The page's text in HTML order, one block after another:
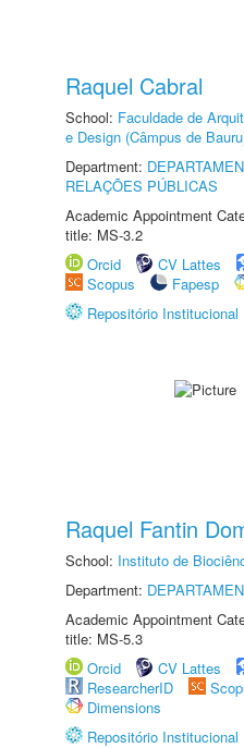
Raquel Cabral
School: Faculdade de
e Design (Câmpus de
Department:
RELAÇÕES PÚBLICAS
Academic Appointment
title: MS-3.2
Orcid
CV Lattes
Scopus
Fapesp
Repositório Institucional
Raquel Fantin
School: Instituto de
Department:
Academic Appointment
title: MS-5.3
Orcid
CV Lattes
ResearcherID
Dimensions
Repositório Institucional